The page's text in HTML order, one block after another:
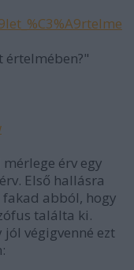
értelmében?"
érv egy
Első hallásra
abból, hogy
találta ki.
végigvenné ezt